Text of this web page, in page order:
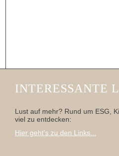
INTERESSANTE
Lust auf mehr? Rund um ESG,
viel zu entdecken:
Hier geht's zu den Links...